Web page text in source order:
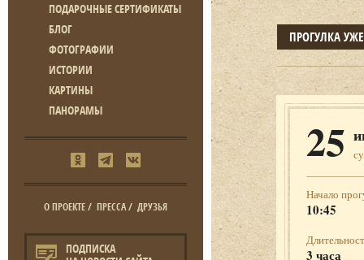
ПОДАРОЧНЫЕ СЕРТИФИКАТЫ
БЛОГ
ФОТОГРАФИИ
ИСТОРИИ
КАРТИНЫ
ПАНОРАМЫ
О ПРОЕКТЕ/ ПРЕССА/ ДРУЗЬЯ
ПОДПИСКА
ПРОГУЛКА
25
Начало
10:45
3 часа